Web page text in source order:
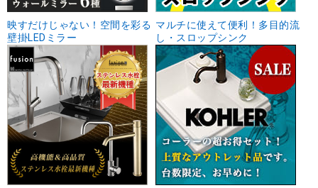
映すだけじゃない！空間を彩る
壁掛LEDミラー
マルチに使えて便利！多目的流
し・スロップシンク